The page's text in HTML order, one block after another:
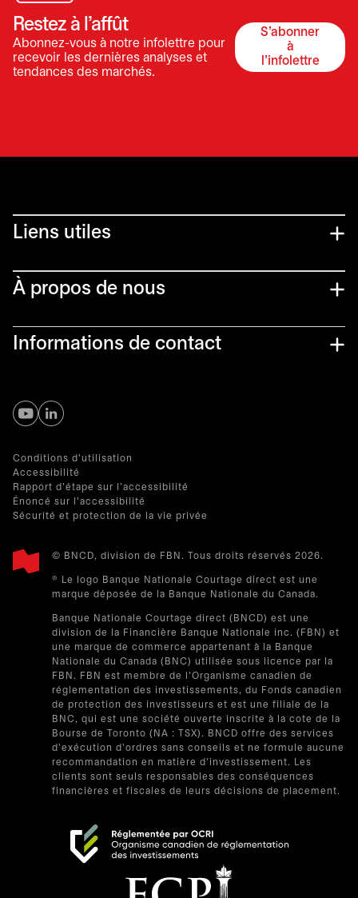
Restez à l’affût
Abonnez-vous à notre infolettre pour
recevoir les dernières analyses et
tendances des marchés.
S'abonner
à
l'infolettre
s’ouvre
Liens utiles​
À propos de nous
Informations de contact
s’ouvre dans un nouvel onglet
s’ouvre dans un nouvel onglet
Conditions d'utilisation
Accessibilité
Rapport d'étape sur l'accessibilité
Énoncé sur l'accessibilité
Sécurité et protection de la vie privée
© BNCD, division de FBN. Tous droits réservés 2026.
® Le logo Banque Nationale Courtage direct est une
marque déposée de la Banque Nationale du Canada.
Banque Nationale Courtage direct (BNCD) est une
division de la Financière Banque Nationale inc. (FBN) et
une marque de commerce appartenant à la Banque
Nationale du Canada (BNC) utilisée sous licence par la
FBN. FBN est membre de l'Organisme canadien de
réglementation des investissements, du Fonds canadien
de protection des investisseurs et est une filiale de la
BNC, qui est une société ouverte inscrite à la cote de la
Bourse de Toronto (NA : TSX). BNCD offre des services
d'exécution d'ordres sans conseils et ne formule aucune
recommandation en matière d'investissement. Les
clients sont seuls responsables des conséquences
financières et fiscales de leurs décisions de placement.
s’ouvre dans un nouvel onglet